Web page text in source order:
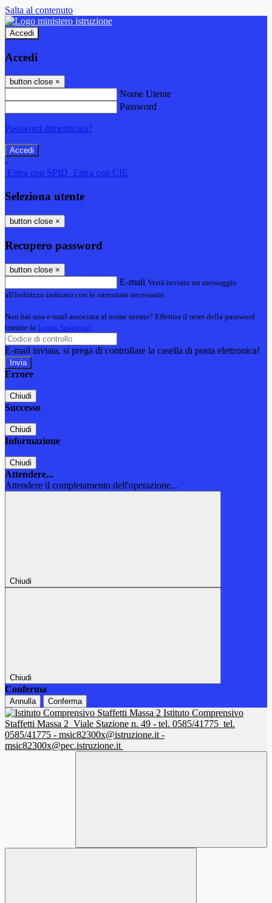
Salta al contenuto
Accedi
Accedi
button close ×
Nome Utente
Password
Password dimenticata?
-
Entra con SPID Entra con CIE
Seleziona utente
button close ×
Recupero password
button close ×
E-mail Verrà inviato un messaggio
all'indirizzo indicato con le istruzioni necessarie.
Non hai una e-mail associata al nome utente? Effettua il reset della password
tramite la Login Spaggiari
E-mail inviata, si prega di controllare la casella di posta elettronica!
Errore
Chiudi
Successo
Chiudi
Informazione
Chiudi
Attendere...
Attendere il completamento dell'operazione...
Chiudi
Chiudi
Conferma
Annulla Conferma
Istituto Comprensivo
Staffetti Massa 2 Viale Stazione n. 49 - tel. 0585/41775 tel.
0585/41775 - msic82300x@istruzione.it -
msic82300x@pec.istruzione.it